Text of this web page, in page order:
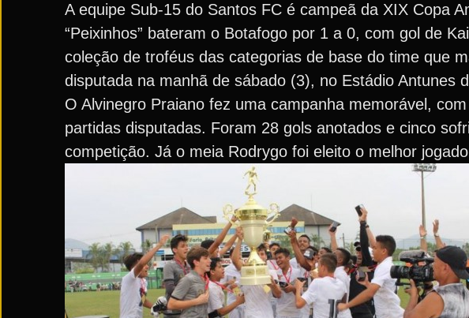
A equipe Sub-15 do Santos FC é campeã da XIX Copa
“Peixinhos” bateram o Botafogo por 1 a 0, com gol de
coleção de troféus das categorias de base do time que
disputada na manhã de sábado (3), no Estádio Antunes
O Alvinegro Praiano fez uma campanha memorável,
partidas disputadas. Foram 28 gols anotados e cinco
competição. Já o meia Rodrygo foi eleito o melhor